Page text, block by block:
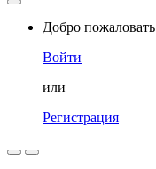
Добро
Войти
или
Регистрация